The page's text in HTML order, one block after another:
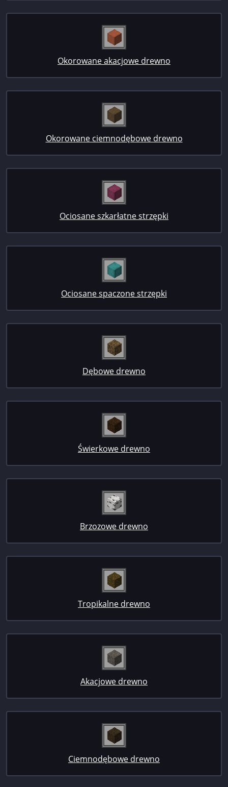
Okorowane akacjowe drewno
Okorowane ciemnodębowe drewno
Ociosane szkarłatne strzępki
Ociosane spaczone strzępki
Dębowe drewno
Świerkowe drewno
Brzozowe drewno
Tropikalne drewno
Akacjowe drewno
Ciemnodębowe drewno